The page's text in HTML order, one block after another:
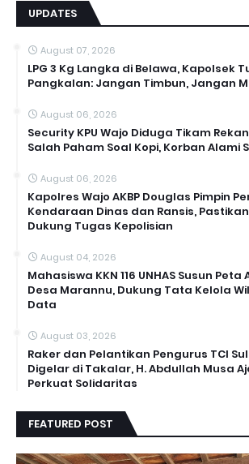
UPDATES
August 07, 2026
LPG 3 Kg Langka di Belawa, Kapolsek
Pangkalan: Jangan Timbun, Jangan
August 06, 2026
Security KPU Wajo Diduga Tikam
Salah Paham Soal Kopi, Korban Alami
August 06, 2026
Kapolres Wajo AKBP Douglas Pimpin
Kendaraan Dinas dan Ransis,
Dukung Tugas Kepolisian
August 04, 2026
Mahasiswa KKN 116 UNHAS Susun
Desa Marannu, Dukung Tata Kelola
Data
August 03, 2026
Raker dan Pelantikan Pengurus TCI
Digelar di Takalar, H. Abdullah Musa
Perkuat Solidaritas
FEATURED POST